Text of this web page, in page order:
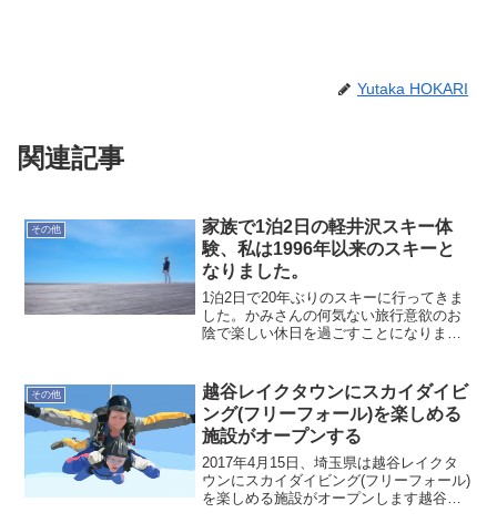
Yutaka HOKARI
関連記事
その他
家族で1泊2日の軽井沢スキー体
験、私は1996年以来のスキーと
なりました。
1泊2日で20年ぶりのスキーに行ってきま
した。かみさんの何気ない旅行意欲のお
陰で楽しい休日を過ごすことになりまし
旅行が計画されました。軽井沢プリンス
はやはりリゾート地で...
その他
越谷レイクタウンにスカイダイビ
ング(フリーフォール)を楽しめる
施設がオープンする
2017年4月15日、埼玉県は越谷レイクタ
ウンにスカイダイビング(フリーフォール)
を楽しめる施設がオープンします越谷レ